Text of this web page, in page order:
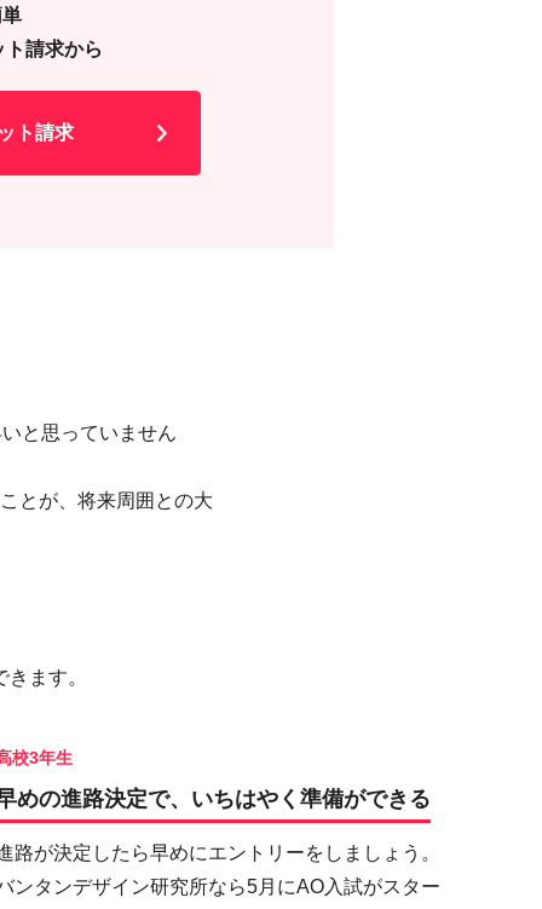
ト請求から
ト請求
と思っていません
とが、将来周囲との大
ます。
校3年生
めの進路決定で、いちはやく準備ができる
路が決定したら早めにエントリーをしましょう。
ンタンデザイン研究所なら5月にAO入試がスター